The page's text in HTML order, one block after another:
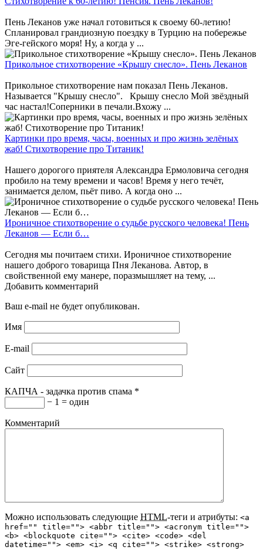
Пень Леканов уже начал готовиться к своему 60-летию!
Спланировал грандиозную поездку в Турцию на побережье
Эге-гейского моря! Ну, а когда у ...
Прикольное стихотворение «Крышу снесло». Пень Леканов
Прикольное стихотворение нам показал Пень Леканов.
Называется "Крышу снесло". Крышу снесло Мой звёздный
час настал!Соперники в печали.Вхожу ...
Картинки про время, часы, военных и про жизнь зелёных
жаб! Стихотворение про Титаник!
Нашего дорогого приятеля Александра Ермоловича сегодня
пробило на тему времени и часов! Время у него течёт,
занимается делом, пьёт пиво. А когда оно ...
Ироничное стихотворение о судьбе русского человека! Пень
Леканов — Если б…
Сегодня мы почитаем стихи. Ироничное стихотворение
нашего доброго товарища Пня Леканова. Автор, в
свойственной ему манере, поразмышляет на тему, ...
Добавить комментарий
Ваш e-mail не будет опубликован.
Имя
E-mail
Сайт
КАПЧА - задачка против спама *
− 1 = один
Комментарий
Можно использовать следующие HTML-теги и атрибуты: <a
href="" title=""> <abbr title=""> <acronym title="">
<b> <blockquote cite=""> <cite> <code> <del
datetime=""> <em> <i> <q cite=""> <strike> <strong>